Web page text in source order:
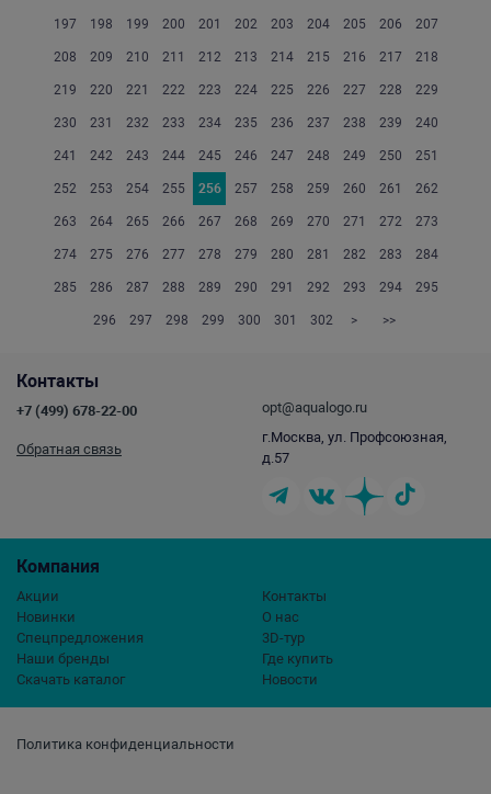
197 198 199 200 201 202 203 204 205 206 207
208 209 210 211 212 213 214 215 216 217 218
219 220 221 222 223 224 225 226 227 228 229
230 231 232 233 234 235 236 237 238 239 240
241 242 243 244 245 246 247 248 249 250 251
252 253 254 255 256 257 258 259 260 261 262
263 264 265 266 267 268 269 270 271 272 273
274 275 276 277 278 279 280 281 282 283 284
285 286 287 288 289 290 291 292 293 294 295
296 297 298 299 300 301 302 > >>
Политика конфиденциальности
Компания
Акции
Новинки
Спецпредложения
Наши бренды
Скачать каталог
Контакты
О нас
3D-тур
Где купить
Новости
Контакты
+7 (499) 678-22-00
Обратная связь
opt@aqualogo.ru
г.Москва, ул. Профсоюзная,
д.57